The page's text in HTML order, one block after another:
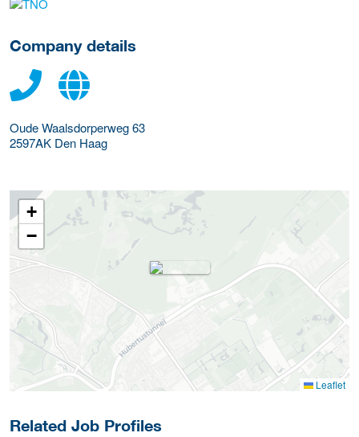
Company details
Oude Waalsdorperweg 63
2597AK Den Haag
+
−
Leaflet
Related Job Profiles